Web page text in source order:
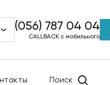
(056) 787 04 04
CALLBACK с мобильного
Поиск